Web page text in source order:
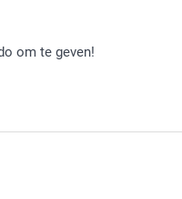
altijd even contact met de
passende oplossing!
om te geven!